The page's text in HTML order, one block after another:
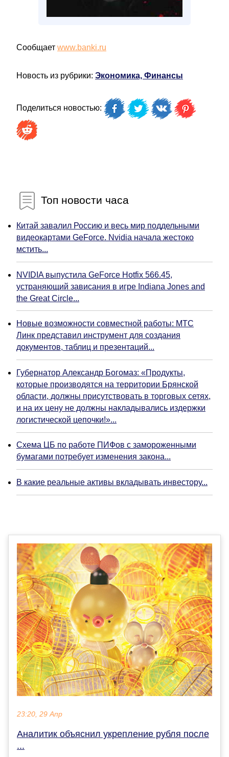
Сообщает www.banki.ru
Новость из рубрики: Экономика, Финансы
Поделиться новостью:
Топ новости часа
Китай завалил Россию и весь мир поддельными
видеокартами GeForce. Nvidia начала жестоко
мстить...
NVIDIA выпустила GeForce Hotfix 566.45,
устраняющий зависания в игре Indiana Jones and
the Great Circle...
Новые возможности совместной работы: МТС
Линк представил инструмент для создания
документов, таблиц и презентаций...
Губернатор Александр Богомаз: «Продукты,
которые производятся на территории Брянской
области, должны присутствовать в торговых сетях,
и на их цену не должны накладывались издержки
логистической цепочки!»...
Схема ЦБ по работе ПИФов с замороженными
бумагами потребует изменения закона...
В какие реальные активы вкладывать инвестору...
23:20, 29 Апр
Аналитик объяснил укрепление рубля после
...